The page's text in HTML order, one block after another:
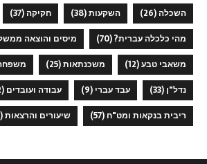
השכלה(26) השקעות(38) חקיקה(37)
מהי כלכלה עברית?(70) מיסים והוצאה
משאבי טבע(12) משכנתאות(25)
נדל"ן (33) עבד עברי (9) עבודה ועובדים (22)
ריבית בנקאות ומט"ח (57) שיעורים והרצאות(2)